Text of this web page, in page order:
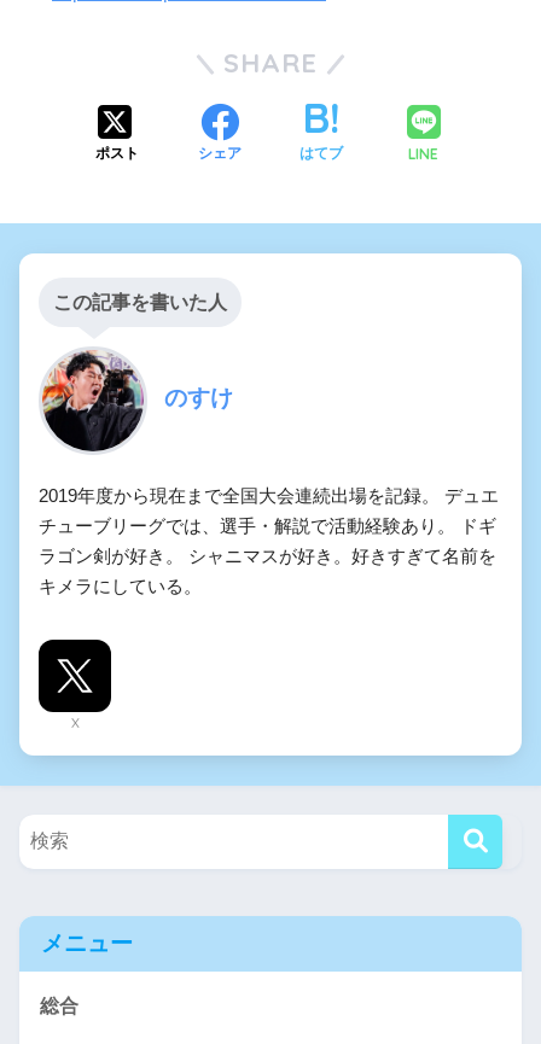
SHARE
ポスト シェア はてブ LINE
この記事を書いた人
のすけ
2019年度から現在まで全国大会連続出場を記録。 デュエ
チューブリーグでは、選手・解説で活動経験あり。 ドギ
ラゴン剣が好き。 シャニマスが好き。好きすぎて名前を
キメラにしている。
X
メニュー
総合